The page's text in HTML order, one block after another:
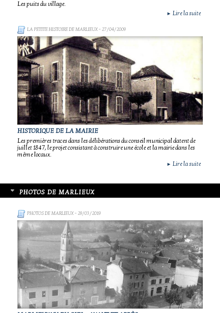
Les puits du village.
► Lire la suite
LA PETITE HISTOIRE DE MARLIEUX- 27/04/2009
HISTORIQUE DE LA MAIRIE
Les premières traces dans les délibérations du conseil municipal datent de
juillet 1847, le projet consistant à construire une école et la mairie dans les
même locaux.
► Lire la suite
PHOTOS DE MARLIEUX
PHOTOS DE MARLIEUX- 29/03/2019